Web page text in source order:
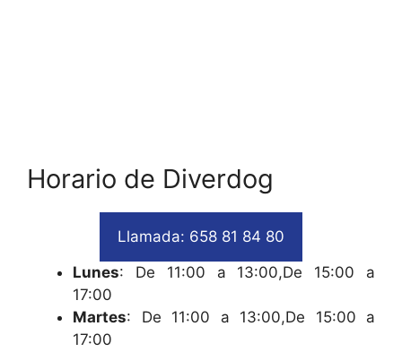
Horario de Diverdog
Llamada: 658 81 84 80
Lunes: De 11:00 a 13:00,De 15:00 a
17:00
Martes: De 11:00 a 13:00,De 15:00 a
17:00